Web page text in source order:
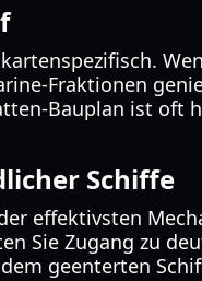
Fraktionen
Bauplan ist oft
Schiffe
effektivsten
Sie Zugang zu
geenterten